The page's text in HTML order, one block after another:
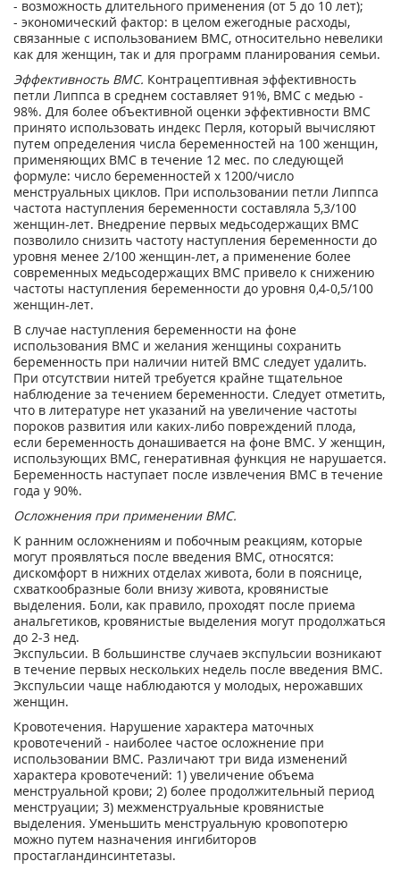
- возможность длительного применения (от 5 до 10 лет);
- экономический фактор: в целом ежегодные расходы,
связанные с использованием ВМС, относительно невелики
как для женщин, так и для программ планирования семьи.
Эффективность ВМС. Контрацептивная эффективность
петли Липпса в среднем составляет 91%, ВМС с медью -
98%. Для более объективной оценки эффективности ВМС
принято использовать индекс Перля, который вычисляют
путем определения числа беременностей на 100 женщин,
применяющих ВМС в течение 12 мес. по следующей
формуле: число беременностей х 1200/число
менструальных циклов. При использовании петли Липпса
частота наступления беременности составляла 5,3/100
женщин-лет. Внедрение первых медьсодержащих ВМС
позволило снизить частоту наступления беременности до
уровня менее 2/100 женщин-лет, а применение более
современных медьсодержащих ВМС привело к снижению
частоты наступления беременности до уровня 0,4-0,5/100
женщин-лет.
В случае наступления беременности на фоне
использования ВМС и желания женщины сохранить
беременность при наличии нитей ВМС следует удалить.
При отсутствии нитей требуется крайне тщательное
наблюдение за течением беременности. Следует отметить,
что в литературе нет указаний на увеличение частоты
пороков развития или каких-либо повреждений плода,
если беременность донашивается на фоне ВМС. У женщин,
использующих ВМС, генеративная функция не нарушается.
Беременность наступает после извлечения ВМС в течение
года у 90%.
Осложнения при применении ВМС.
К ранним осложнениям и побочным реакциям, которые
могут проявляться после введения ВМС, относятся:
дискомфорт в нижних отделах живота, боли в пояснице,
схваткообразные боли внизу живота, кровянистые
выделения. Боли, как правило, проходят после приема
анальгетиков, кровянистые выделения могут продолжаться
до 2-3 нед.
Экспульсии. В большинстве случаев экспульсии возникают
в течение первых нескольких недель после введения ВМС.
Экспульсии чаще наблюдаются у молодых, нерожавших
женщин.
Кровотечения. Нарушение характера маточных
кровотечений - наиболее частое осложнение при
использовании ВМС. Различают три вида изменений
характера кровотечений: 1) увеличение объема
менструальной крови; 2) более продолжительный период
менструации; 3) межменструальные кровянистые
выделения. Уменьшить менструальную кровопотерю
можно путем назначения ингибиторов
простагландинсинтетазы.